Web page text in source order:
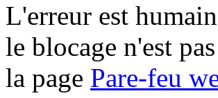
L'erreur est
le blocage n'est
la page Pare-feu